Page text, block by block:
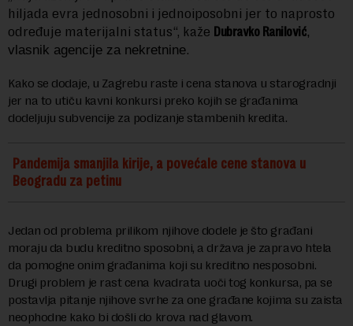
hiljada evra jednosobni i jednoiposobni jer to naprosto
određuje materijalni status“, kaže Dubravko Ranilović,
vlasnik agencije za nekretnine.
Kako se dodaje, u Zagrebu raste i cena stanova u starogradnji
jer na to utiču kavni konkursi preko kojih se građanima
dodeljuju subvencije za podizanje stambenih kredita.
Pandemija smanjila kirije, a povećale cene stanova u
Beogradu za petinu
Jedan od problema prilikom njihove dodele je što građani
moraju da budu kreditno sposobni, a država je zapravo htela
da pomogne onim građanima koji su kreditno nesposobni.
Drugi problem je rast cena kvadrata uoči tog konkursa, pa se
postavlja pitanje njihove svrhe za one građane kojima su zaista
neophodne kako bi došli do krova nad glavom.